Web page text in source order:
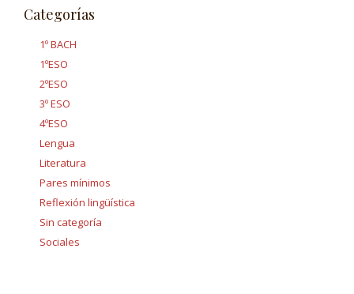
Categorías
1º BACH
1ºESO
2ºESO
3º ESO
4ºESO
Lengua
Literatura
Pares mínimos
Reflexión lingüística
Sin categoría
Sociales